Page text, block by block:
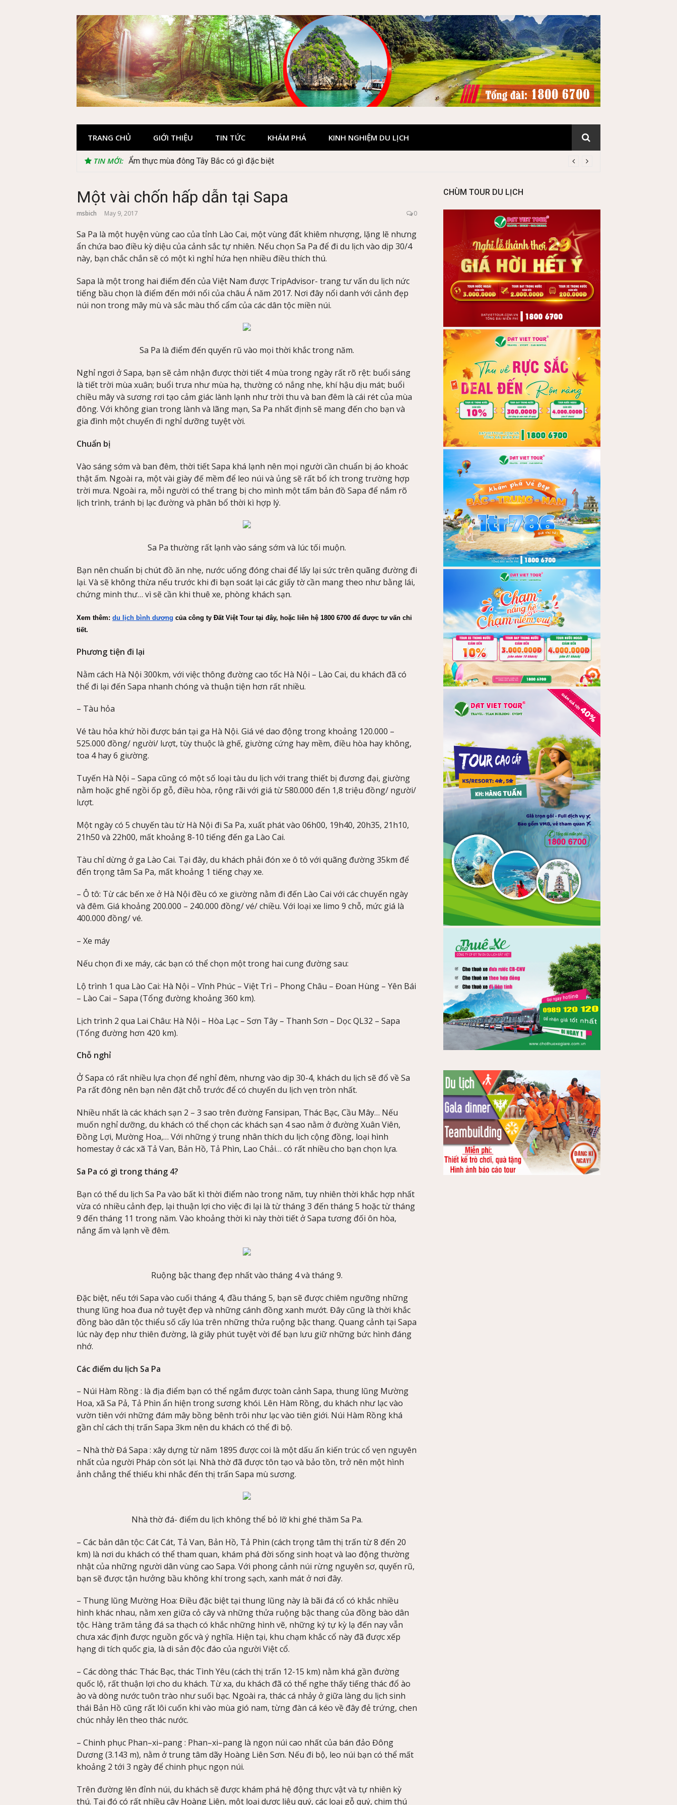
TRANG CHỦ GIỚI THIỆU TIN TỨC KHÁM PHÁ KINH NGHIỆM DU LỊCH
TIN MỚI: Lễ 2/9 có phải mùa du lịch Hà Giang đẹp không?
Một vài chốn hấp dẫn tại Sapa
msbich May 9, 2017 0
Sa Pa là một huyện vùng cao của tỉnh Lào Cai, một vùng đất khiêm nhượng, lặng lẽ nhưng
ẩn chứa bao điều kỳ diệu của cảnh sắc tự nhiên. Nếu chọn Sa Pa để đi du lịch vào dịp 30/4
này, bạn chắc chắn sẽ có một kì nghỉ hứa hẹn nhiều điều thích thú.
Sapa là một trong hai điểm đến của Việt Nam được TripAdvisor- trang tư vấn du lịch nức
tiếng bầu chọn là điểm đến mới nổi của châu Á năm 2017. Nơi đây nổi danh với cảnh đẹp
núi non trong mây mù và sắc màu thổ cẩm của các dân tộc miền núi.
Sa Pa là điểm đến quyến rũ vào mọi thời khắc trong năm.
Nghỉ ngơi ở Sapa, bạn sẽ cảm nhận được thời tiết 4 mùa trong ngày rất rõ rệt: buổi sáng
là tiết trời mùa xuân; buổi trưa như mùa hạ, thường có nắng nhẹ, khí hậu dịu mát; buổi
chiều mây và sương rơi tạo cảm giác lành lạnh như trời thu và ban đêm là cái rét của mùa
đông. Với không gian trong lành và lãng mạn, Sa Pa nhất định sẽ mang đến cho bạn và
gia đình một chuyến đi nghỉ dưỡng tuyệt vời.
Chuẩn bị
Vào sáng sớm và ban đêm, thời tiết Sapa khá lạnh nên mọi người cần chuẩn bị áo khoác
thật ấm. Ngoài ra, một vài giày đế mềm để leo núi và ủng sẽ rất bổ ích trong trường hợp
trời mưa. Ngoài ra, mỗi người có thể trang bị cho mình một tấm bản đồ Sapa để nắm rõ
lịch trình, tránh bị lạc đường và phân bổ thời kì hợp lý.
Sa Pa thường rất lạnh vào sáng sớm và lúc tối muộn.
Bạn nên chuẩn bị chút đồ ăn nhẹ, nước uống đóng chai để lấy lại sức trên quãng đường đi
lại. Và sẽ không thừa nếu trước khi đi bạn soát lại các giấy tờ cần mang theo như bằng lái,
chứng minh thư… vì sẽ cần khi thuê xe, phòng khách sạn.
Xem thêm: du lịch bình dương của công ty Đất Việt Tour tại đây, hoặc liên hệ 1800 6700 để được tư vấn chi
tiết.
Phương tiện đi lại
Nằm cách Hà Nội 300km, với việc thông đường cao tốc Hà Nội – Lào Cai, du khách đã có
thể đi lại đến Sapa nhanh chóng và thuận tiện hơn rất nhiều.
– Tàu hỏa
Vé tàu hỏa khứ hồi được bán tại ga Hà Nội. Giá vé dao động trong khoảng 120.000 –
525.000 đồng/ người/ lượt, tùy thuộc là ghế, giường cứng hay mềm, điều hòa hay không,
toa 4 hay 6 giường.
Tuyến Hà Nội – Sapa cũng có một số loại tàu du lịch với trang thiết bị đương đại, giường
nằm hoặc ghế ngồi ốp gỗ, điều hòa, rộng rãi với giá từ 580.000 đến 1,8 triệu đồng/ người/
lượt.
Một ngày có 5 chuyến tàu từ Hà Nội đi Sa Pa, xuất phát vào 06h00, 19h40, 20h35, 21h10,
21h50 và 22h00, mất khoảng 8-10 tiếng đến ga Lào Cai.
Tàu chỉ dừng ở ga Lào Cai. Tại đây, du khách phải đón xe ô tô với quãng đường 35km để
đến trọng tâm Sa Pa, mất khoảng 1 tiếng chạy xe.
– Ô tô: Từ các bến xe ở Hà Nội đều có xe giường nằm đi đến Lào Cai với các chuyến ngày
và đêm. Giá khoảng 200.000 – 240.000 đồng/ vé/ chiều. Với loại xe limo 9 chỗ, mức giá là
400.000 đồng/ vé.
– Xe máy
Nếu chọn đi xe máy, các bạn có thể chọn một trong hai cung đường sau:
Lộ trình 1 qua Lào Cai: Hà Nội – Vĩnh Phúc – Việt Trì – Phong Châu – Đoan Hùng – Yên Bái
– Lào Cai – Sapa (Tổng đường khoảng 360 km).
Lịch trình 2 qua Lai Châu: Hà Nội – Hòa Lạc – Sơn Tây – Thanh Sơn – Dọc QL32 – Sapa
(Tổng đường hơn 420 km).
Chỗ nghỉ
Ở Sapa có rất nhiều lựa chọn để nghỉ đêm, nhưng vào dịp 30-4, khách du lịch sẽ đổ về Sa
Pa rất đông nên bạn nên đặt chỗ trước để có chuyến du lịch vẹn tròn nhất.
Nhiều nhất là các khách sạn 2 – 3 sao trên đường Fansipan, Thác Bạc, Cầu Mây… Nếu
muốn nghỉ dưỡng, du khách có thể chọn các khách sạn 4 sao nằm ở đường Xuân Viên,
Đồng Lợi, Mường Hoa,… Với những ý trung nhân thích du lịch cộng đồng, loại hình
homestay ở các xã Tả Van, Bản Hồ, Tả Phìn, Lao Chải… có rất nhiều cho bạn chọn lựa.
Sa Pa có gì trong tháng 4?
Bạn có thể du lịch Sa Pa vào bất kì thời điểm nào trong năm, tuy nhiên thời khắc hợp nhất
vừa có nhiều cảnh đẹp, lại thuận lợi cho việc đi lại là từ tháng 3 đến tháng 5 hoặc từ tháng
9 đến tháng 11 trong năm. Vào khoảng thời kì này thời tiết ở Sapa tương đối ôn hòa,
nắng ấm và lạnh về đêm.
Ruộng bậc thang đẹp nhất vào tháng 4 và tháng 9.
Đặc biệt, nếu tới Sapa vào cuối tháng 4, đầu tháng 5, bạn sẽ được chiêm ngưỡng những
thung lũng hoa đua nở tuyệt đẹp và những cánh đồng xanh mướt. Đây cũng là thời khắc
đồng bào dân tộc thiểu số cấy lúa trên những thửa ruộng bậc thang. Quang cảnh tại Sapa
lúc này đẹp như thiên đường, là giây phút tuyệt vời để bạn lưu giữ những bức hình đáng
nhớ.
Các điểm du lịch Sa Pa
– Núi Hàm Rồng : là địa điểm bạn có thể ngắm được toàn cảnh Sapa, thung lũng Mường
Hoa, xã Sa Pả, Tả Phìn ẩn hiện trong sương khói. Lên Hàm Rồng, du khách như lạc vào
vườn tiên với những đám mây bồng bênh trôi như lạc vào tiên giới. Núi Hàm Rồng khá
gần chỉ cách thị trấn Sapa 3km nên du khách có thể đi bộ.
– Nhà thờ Đá Sapa : xây dựng từ năm 1895 được coi là một dấu ấn kiến trúc cổ vẹn nguyên
nhất của người Pháp còn sót lại. Nhà thờ đã được tôn tạo và bảo tồn, trở nên một hình
ảnh chẳng thể thiếu khi nhắc đến thị trấn Sapa mù sương.
Nhà thờ đá- điểm du lịch không thể bỏ lỡ khi ghé thăm Sa Pa.
– Các bản dân tộc: Cát Cát, Tả Van, Bản Hồ, Tả Phìn (cách trọng tâm thị trấn từ 8 đến 20
km) là nơi du khách có thể tham quan, khám phá đời sống sinh hoạt và lao động thường
nhật của những người dân vùng cao Sapa. Với phong cảnh núi rừng nguyên sơ, quyến rũ,
bạn sẽ được tận hưởng bầu không khí trong sạch, xanh mát ở nơi đây.
– Thung lũng Mường Hoa: Điều đặc biệt tại thung lũng này là bãi đá cổ có khắc nhiều
hình khác nhau, nằm xen giữa cỏ cây và những thửa ruộng bậc thang của đồng bào dân
tộc. Hàng trăm tảng đá sa thạch có khắc những hình vẽ, những ký tự kỳ lạ đến nay vẫn
chưa xác định được nguồn gốc và ý nghĩa. Hiện tại, khu chạm khắc cổ này đã được xếp
hạng di tích quốc gia, là di sản độc đáo của người Việt cổ.
– Các dòng thác: Thác Bạc, thác Tình Yêu (cách thị trấn 12-15 km) nằm khá gần đường
quốc lộ, rất thuận lợi cho du khách. Từ xa, du khách đã có thể nghe thấy tiếng thác đổ ào
ào và dòng nước tuôn trào như suối bạc. Ngoài ra, thác cá nhảy ở giữa làng du lịch sinh
thái Bản Hồ cũng rất lôi cuốn khi vào mùa gió nam, từng đàn cá kéo về đây đẻ trứng, chen
chúc nhảy lên theo thác nước.
– Chinh phục Phan–xi–pang : Phan–xi–pang là ngọn núi cao nhất của bán đảo Đông
Dương (3.143 m), nằm ở trung tâm dãy Hoàng Liên Sơn. Nếu đi bộ, leo núi bạn có thể mất
khoảng 2 tới 3 ngày để chinh phục ngọn núi.
Trên đường lên đỉnh núi, du khách sẽ được khám phá hệ động thực vật và tự nhiên kỳ
thú. Tại đó có rất nhiều cây Hoàng Liên, một loại dược liệu quý, các loại gỗ quý, chim thú
CHÙM TOUR DU LỊCH